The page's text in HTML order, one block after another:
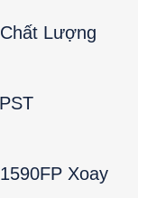
Lượng
Xoay